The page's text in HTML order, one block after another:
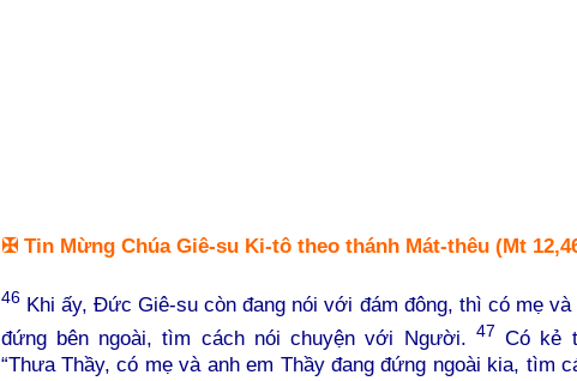
✠ Tin Mừng Chúa Giê-su Ki-tô theo thánh Mát-thêu (Mt
46Khi ấy, Đức Giê-su còn đang nói với đám đông, thì có mẹ và
đứng bên ngoài, tìm cách nói chuyện với Người. 47 Có kẻ
“Thưa Thầy, có mẹ và anh em Thầy đang đứng ngoài kia, tìm